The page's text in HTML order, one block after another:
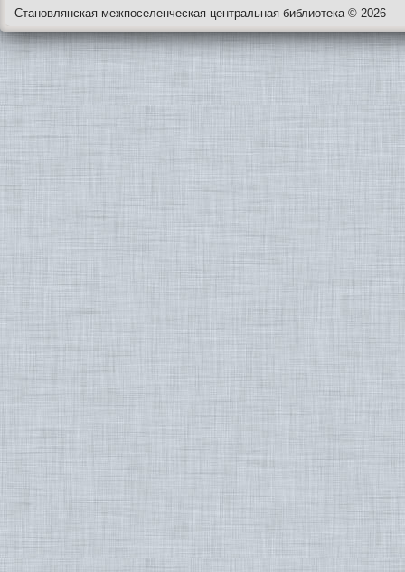
Становлянская межпоселенческая центральная библиотека © 2026